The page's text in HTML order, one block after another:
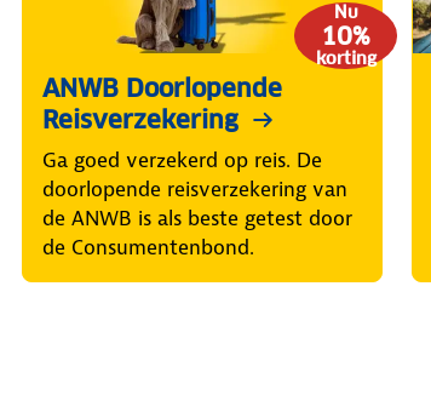
Nu
10%
korting
ANWB Doorlopende
Reisverzekering
Ga goed verzekerd op reis. De
doorlopende reisverzekering van
de ANWB is als beste getest door
de Consumentenbond.